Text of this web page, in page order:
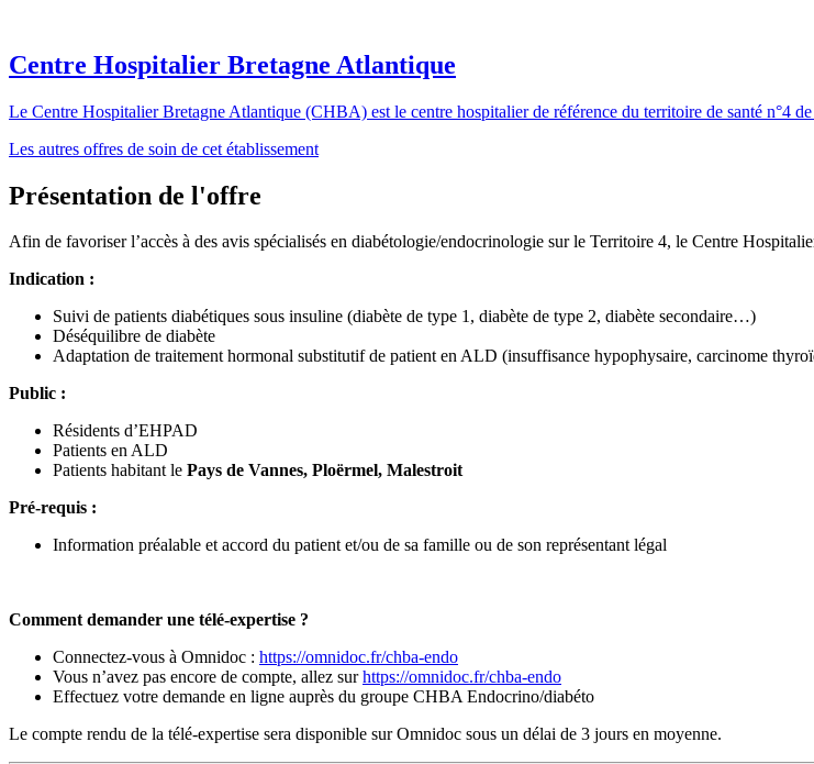
Centre Hospitalier Bretagne Atlantique
Le Centre Hospitalier Bretagne Atlantique (CHBA) est le centre hospitalier de référence du territoire de santé n°4
Les autres offres de soin de cet établissement
Présentation de l'offre
Afin de favoriser l’accès à des avis spécialisés en diabétologie/endocrinologie sur le Territoire 4, le Centre
Indication :
Suivi de patients diabétiques sous insuline (diabète de type 1, diabète de type 2, diabète secondaire…)
Déséquilibre de diabète
Adaptation de traitement hormonal substitutif de patient en ALD (insuffisance hypophysaire, carcinome
Public :
Résidents d’EHPAD
Patients en ALD
Patients habitant le Pays de Vannes, Ploërmel, Malestroit
Pré-requis :
Information préalable et accord du patient et/ou de sa famille ou de son représentant légal
Comment demander une télé-expertise ?
Connectez-vous à Omnidoc : https://omnidoc.fr/chba-endo
Vous n’avez pas encore de compte, allez surhttps://omnidoc.fr/chba-endo
Effectuez votre demande en ligne auprès du groupe CHBA Endocrino/diabéto
Le compte rendu de la télé-expertise sera disponible sur Omnidoc sous un délai de 3 jours en moyenne.